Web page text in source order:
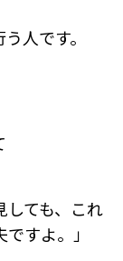
人です。
ても、 これ
すよ。」